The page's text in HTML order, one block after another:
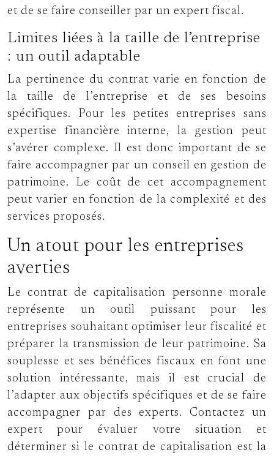
et de se faire conseiller par un expert fiscal.
Limites liées à la taille de l’entreprise
: un outil adaptable
La pertinence du contrat varie en fonction de
la taille de l’entreprise et de ses besoins
spécifiques. Pour les petites entreprises sans
expertise financière interne, la gestion peut
s’avérer complexe. Il est donc important de se
faire accompagner par un conseil en gestion de
patrimoine. Le coût de cet accompagnement
peut varier en fonction de la complexité et des
services proposés.
Un atout pour les entreprises
averties
Le contrat de capitalisation personne morale
représente un outil puissant pour les
entreprises souhaitant optimiser leur fiscalité et
préparer la transmission de leur patrimoine. Sa
souplesse et ses bénéfices fiscaux en font une
solution intéressante, mais il est crucial de
l’adapter aux objectifs spécifiques et de se faire
accompagner par des experts. Contactez un
expert pour évaluer votre situation et
déterminer si le contrat de capitalisation est la